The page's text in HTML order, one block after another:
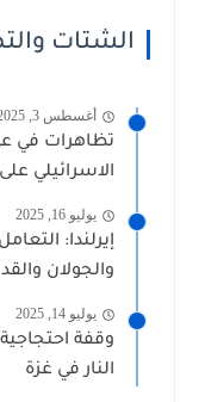
الشتات
أغسطس 3, 2025
تظاهرات في
الاسرائيلي
يوليو 16, 2025
إيرلندا:
والجولان
يوليو 14, 2025
وقفة
النار في غزة